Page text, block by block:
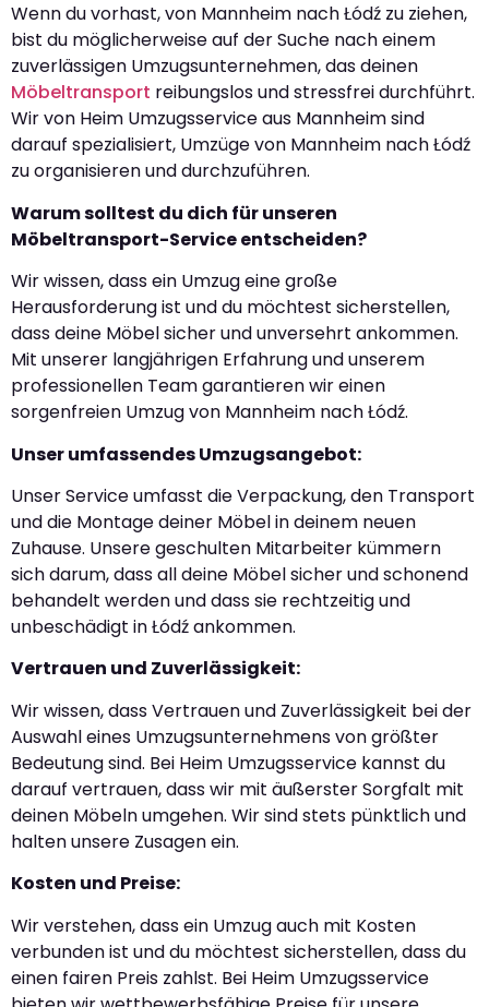
Wenn du vorhast, von Mannheim nach Łódź zu ziehen,
bist du möglicherweise auf der Suche nach einem
zuverlässigen Umzugsunternehmen, das deinen
Möbeltransport reibungslos und stressfrei durchführt.
Wir von Heim Umzugsservice aus Mannheim sind
darauf spezialisiert, Umzüge von Mannheim nach Łódź
zu organisieren und durchzuführen.
Warum solltest du dich für unseren
Möbeltransport-Service entscheiden?
Wir wissen, dass ein Umzug eine große
Herausforderung ist und du möchtest sicherstellen,
dass deine Möbel sicher und unversehrt ankommen.
Mit unserer langjährigen Erfahrung und unserem
professionellen Team garantieren wir einen
sorgenfreien Umzug von Mannheim nach Łódź.
Unser umfassendes Umzugsangebot:
Unser Service umfasst die Verpackung, den Transport
und die Montage deiner Möbel in deinem neuen
Zuhause. Unsere geschulten Mitarbeiter kümmern
sich darum, dass all deine Möbel sicher und schonend
behandelt werden und dass sie rechtzeitig und
unbeschädigt in Łódź ankommen.
Vertrauen und Zuverlässigkeit:
Wir wissen, dass Vertrauen und Zuverlässigkeit bei der
Auswahl eines Umzugsunternehmens von größter
Bedeutung sind. Bei Heim Umzugsservice kannst du
darauf vertrauen, dass wir mit äußerster Sorgfalt mit
deinen Möbeln umgehen. Wir sind stets pünktlich und
halten unsere Zusagen ein.
Kosten und Preise:
Wir verstehen, dass ein Umzug auch mit Kosten
verbunden ist und du möchtest sicherstellen, dass du
einen fairen Preis zahlst. Bei Heim Umzugsservice